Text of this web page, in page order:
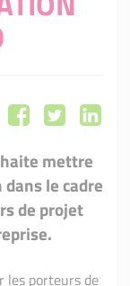
mettre
le cadre
de projet
les porteurs de